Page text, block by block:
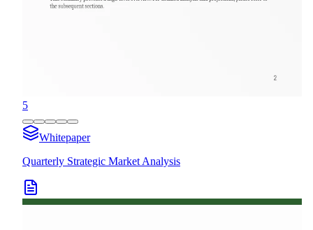
5
Whitepaper
Quarterly Strategic Market Analysis